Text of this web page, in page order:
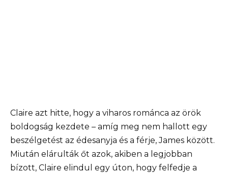
Claire azt hitte, hogy a viharos románca az örök
boldogság kezdete – amíg meg nem hallott egy
beszélgetést az édesanyja és a férje, James között.
Miután elárulták őt azok, akiben a legjobban
bízott, Claire elindul egy úton, hogy felfedje a